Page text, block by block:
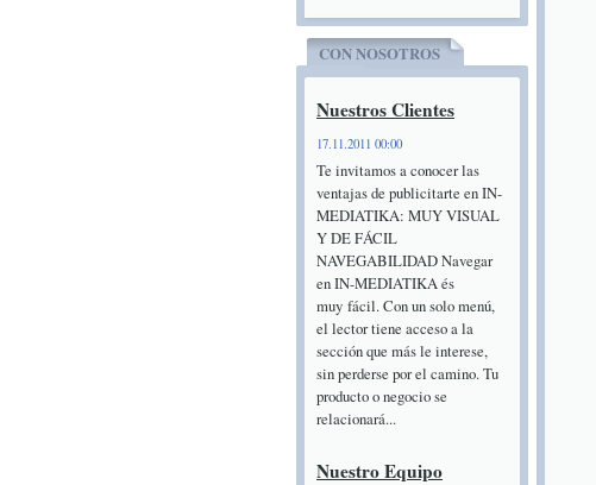
CON NOSOTROS
Nuestros Clientes
17.11.2011 00:00
Te invitamos a conocer las
ventajas de publicitarte en IN-
MEDIATIKA: MUY VISUAL
Y DE FÁCIL
NAVEGABILIDAD Navegar
en IN-MEDIATIKA és
muy fácil. Con un solo menú,
el lector tiene acceso a la
sección que más le interese,
sin perderse por el camino. Tu
producto o negocio se
relacionará...
Nuestro Equipo